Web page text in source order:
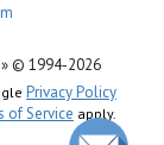
© 1994-2026
Privacy Policy
of Service apply.